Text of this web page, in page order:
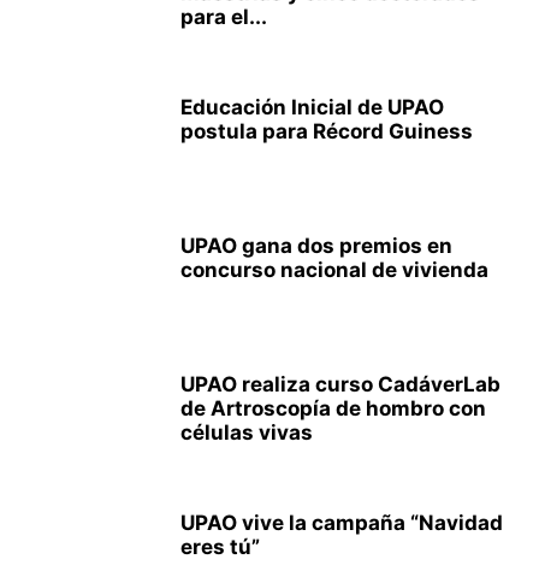
para el...
Educación Inicial de UPAO
postula para Récord Guiness
UPAO gana dos premios en
concurso nacional de vivienda
UPAO realiza curso CadáverLab
de Artroscopía de hombro con
células vivas
UPAO vive la campaña “Navidad
eres tú”